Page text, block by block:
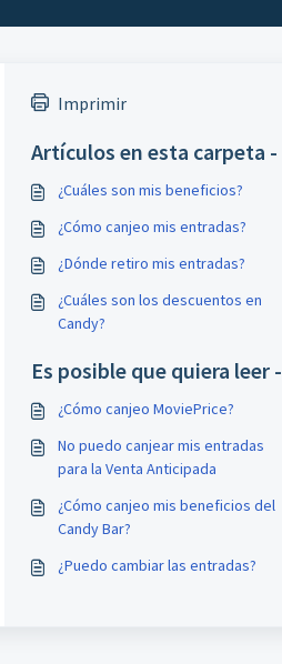
Imprimir
Artículos en esta carpeta -
¿Cuáles son mis beneficios?
¿Cómo canjeo mis entradas?
¿Dónde retiro mis entradas?
¿Cuáles son los descuentos en
Candy?
Es posible que quiera leer -
¿Cómo canjeo MoviePrice?
No puedo canjear mis entradas
para la Venta Anticipada
¿Cómo canjeo mis beneficios del
Candy Bar?
¿Puedo cambiar las entradas?